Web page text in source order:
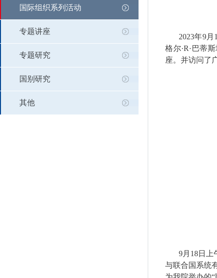
国际组织系列活动
专题讲座
专题研究
国别研究
其他
2023年9月
格尔·R·巴蒂
座。并访问了
9月 18日上
与联合国系统